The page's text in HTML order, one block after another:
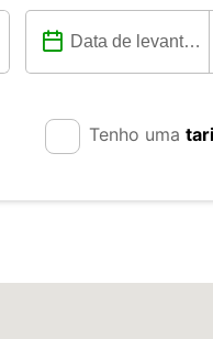
Tenho uma